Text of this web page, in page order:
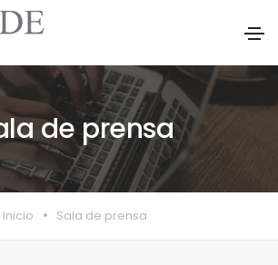
de prensa
Inicio Sala de prensa